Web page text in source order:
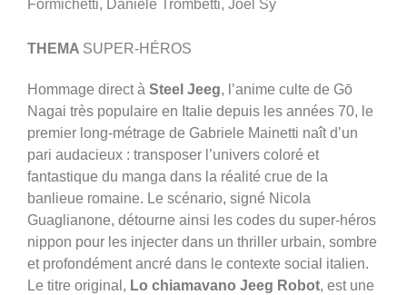
Formichetti, Daniele Trombetti, Joel Sy
THEMA SUPER-HÉROS
Hommage direct à Steel Jeeg, l’anime culte de Gō
Nagai très populaire en Italie depuis les années 70, le
premier long-métrage de Gabriele Mainetti naît d’un
pari audacieux : transposer l’univers coloré et
fantastique du manga dans la réalité crue de la
banlieue romaine. Le scénario, signé Nicola
Guaglianone, détourne ainsi les codes du super-héros
nippon pour les injecter dans un thriller urbain, sombre
et profondément ancré dans le contexte social italien.
Le titre original, Lo chiamavano Jeeg Robot, est une